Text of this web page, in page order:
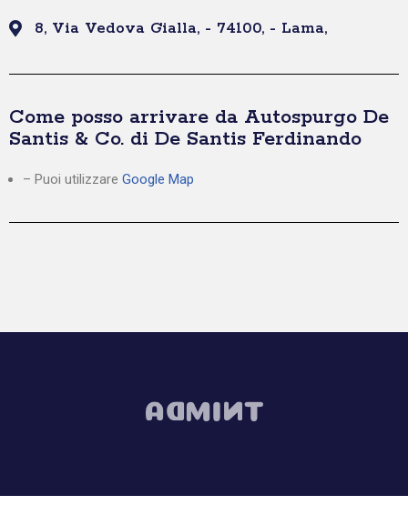
8, Via Vedova Gialla, - 74100, - Lama,
Come posso arrivare da Autospurgo De
Santis & Co. di De Santis Ferdinando
– Puoi utilizzare Google Map